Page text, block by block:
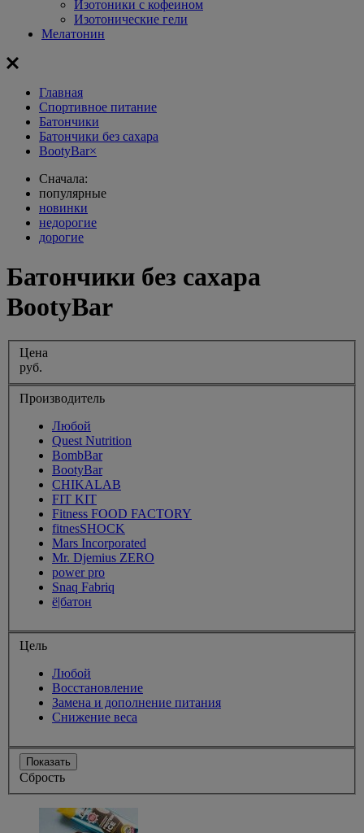
Изотоники с кофеином
Изотонические гели
Мелатонин
Главная
Спортивное питание
Батончики
Батончики без сахара
BootyBar×
Сначала:
популярные
новинки
недорогие
дорогие
Батончики без сахара
BootyBar
Цена
руб.
Производитель
Любой
Quest Nutrition
BombBar
BootyBar
CHIKALAB
FIT KIT
Fitness FOOD FACTORY
fitnesSHOCK
Mars Incorporated
Mr. Djemius ZERO
power pro
Snaq Fabriq
ё|батон
Цель
Любой
Восстановление
Замена и дополнение питания
Снижение веса
Показать
Сбрость